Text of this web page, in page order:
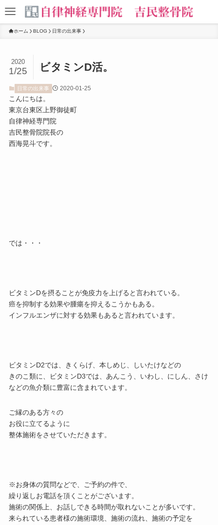
ホーム BLOG 日常の出来事
ビタミンD活。
2020
1/25
日常の出来事 2020-01-25
こんにちは。
東京台東区上野御徒町
自律神経専門院
吉民整骨院院長の
西海晃斗です。
では・・・
ビタミンDを摂ることが免疫力を上げると言われている。
癌を抑制する効果や腫瘍を抑えるこうかもある。
インフルエンザに対する効果もあると言われています。
ビタミンD2では、きくらげ、本しめじ、しいたけなどの
きのこ類に、ビタミンD3では、あんこう、いわし、にしん、さけ
などの魚介類に豊富に含まれています。
ご縁のある方々の
お役に立てるように
整体施術をさせていただきます。
※お身体の質問などで、ご予約の件で、
繰り返しお電話を頂くことがございます。
施術の関係上、お話しできる時間が取れないことが多いです。
来られている患者様の施術環境、施術の流れ、施術の予定を